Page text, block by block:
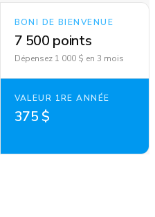
BONI DE BIENVENUE
7 500 points
Dépensez 1 000 $ en 3 mois
VALEUR 1RE ANNÉE
375 $